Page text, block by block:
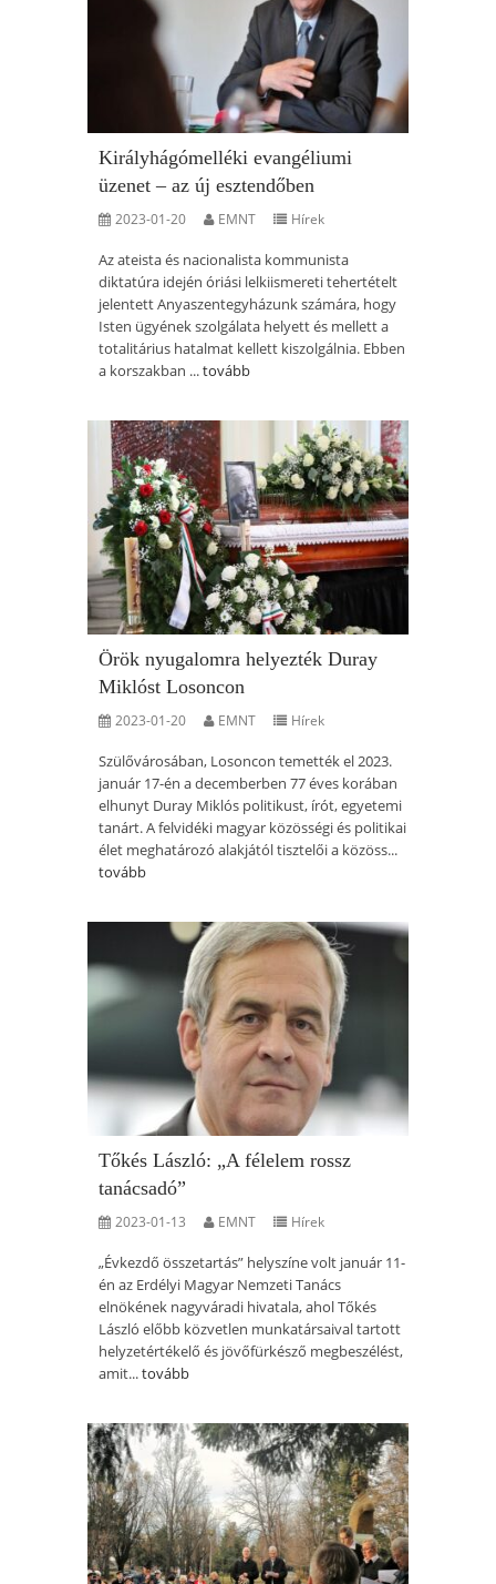
Királyhágómelléki evangéliumi
üzenet – az új esztendőben
2023-01-20 EMNT Hírek
Az ateista és nacionalista kommunista
diktatúra idején óriási lelkiismereti tehertételt
jelentett Anyaszentegyházunk számára, hogy
Isten ügyének szolgálata helyett és mellett a
totalitárius hatalmat kellett kiszolgálnia. Ebben
a korszakban ...tovább
Örök nyugalomra helyezték Duray
Miklóst Losoncon
2023-01-20 EMNT Hírek
Szülővárosában, Losoncon temették el 2023.
január 17-én a decemberben 77 éves korában
elhunyt Duray Miklós politikust, írót, egyetemi
tanárt. A felvidéki magyar közösségi és politikai
élet meghatározó alakjától tisztelői a közöss...
tovább
Tőkés László: „A félelem rossz
tanácsadó”
2023-01-13 EMNT Hírek
„Évkezdő összetartás” helyszíne volt január 11-
én az Erdélyi Magyar Nemzeti Tanács
elnökének nagyváradi hivatala, ahol Tőkés
László előbb közvetlen munkatársaival tartott
helyzetértékelő és jövőfürkésző megbeszélést,
amit...tovább